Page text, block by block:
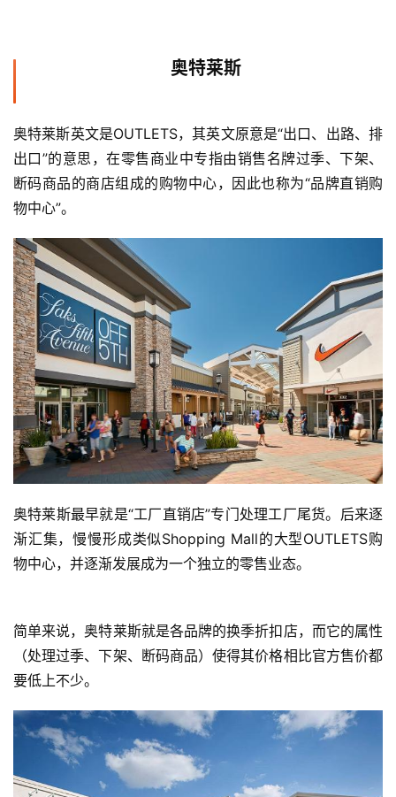
奥特莱斯
奥特莱斯英文是OUTLETS，其英文原意是“出口、出路、排
出口”的意思，在零售商业中专指由销售名牌过季、下架、
断码商品的商店组成的购物中心，因此也称为“品牌直销购
物中心”。
奥特莱斯最早就是“工厂直销店”专门处理工厂尾货。后来逐
渐汇集，慢慢形成类似Shopping Mall的大型OUTLETS购
物中心，并逐渐发展成为一个独立的零售业态。
简单来说，奥特莱斯就是各品牌的换季折扣店，而它的属性
（处理过季、下架、断码商品）使得其价格相比官方售价都
要低上不少。